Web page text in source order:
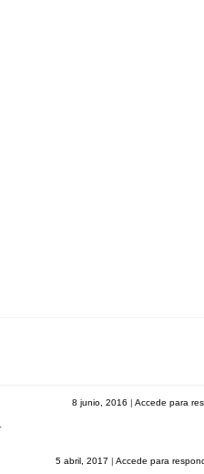
8 junio, 2016 | Accede para
5 abril, 2017 | Accede para